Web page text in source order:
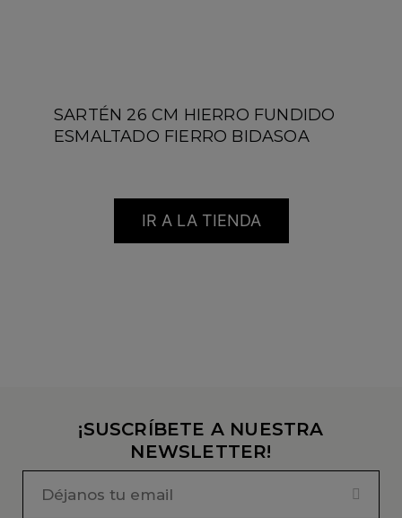
SARTÉN 26 CM HIERRO FUNDIDO
ESMALTADO FIERRO BIDASOA
IR A LA TIENDA
¡SUSCRÍBETE A NUESTRA
NEWSLETTER!